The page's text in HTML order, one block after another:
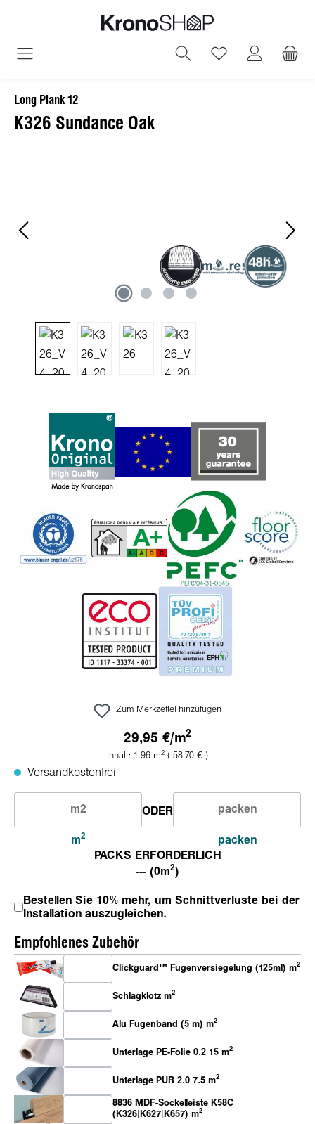
Du hast 0
Long Plank 12
K326 Sundance Oak
Zum Merkzettel hinzufügen
29,95 €/m2
Inhalt: 1.96 m2 ( 58,70 € )
Versandkostenfrei
m2
ODER
packen
PACKS ERFORDERLICH
--- (0m2)
Bestellen Sie 10% mehr, um Schnittverluste bei der
Installation auszugleichen.
Empfohlenes Zubehör
Clickguard™ Fugenversiegelung (125ml) m2
Schlagklotz m2
Alu Fugenband (5 m) m2
Unterlage PE-Folie 0.2 15 m2
Unterlage PUR 2.0 7.5 m2
8836 MDF-Sockelleiste K58C
(K326|K627|K657) m2